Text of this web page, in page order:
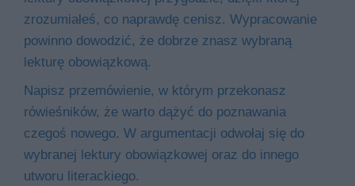
zrozumiałeś, co naprawdę cenisz. Wypracowanie
powinno dowodzić, że dobrze znasz wybraną
lekturę obowiązkową.
Napisz przemówienie, w którym przekonasz
rówieśników, że warto dążyć do poznawania
czegoś nowego. W argumentacji odwołaj się do
wybranej lektury obowiązkowej oraz do innego
utworu literackiego.